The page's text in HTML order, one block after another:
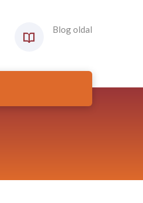
Blog oldal